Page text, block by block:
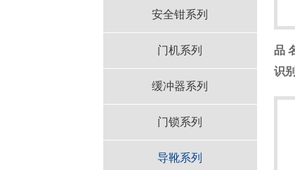
安全钳系列
门机系列
缓冲器系列
门锁系列
导靴系列
品
识